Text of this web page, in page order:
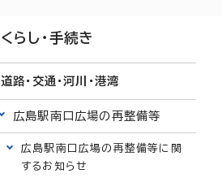
くらし・手続き
道路・交通・河川・港湾
広島駅南口広場の再整備等
広島駅南口広場の再整備等に関
するお知らせ